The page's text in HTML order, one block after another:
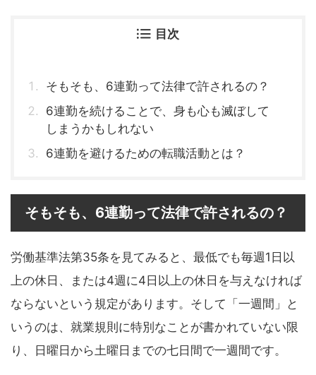
目次
そもそも、6連勤って法律で許されるの？
6連勤を続けることで、身も心も滅ぼして
しまうかもしれない
6連勤を避けるための転職活動とは？
そもそも、6連勤って法律で許されるの？
労働基準法第35条を見てみると、最低でも毎週1日以
上の休日、または4週に4日以上の休日を与えなければ
ならないという規定があります。そして「一週間」と
いうのは、就業規則に特別なことが書かれていない限
り、日曜日から土曜日までの七日間で一週間です。